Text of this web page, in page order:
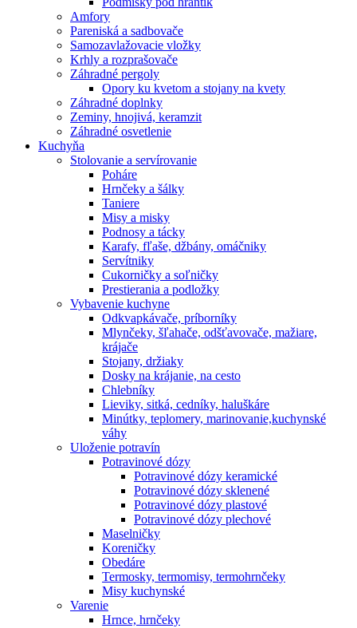
Amfory
Pareniská a sadbovače
Samozavlažovacie vložky
Krhly a rozprašovače
Záhradné pergoly
Opory ku kvetom a stojany na kvety
Záhradné doplnky
Zeminy, hnojivá, keramzit
Záhradné osvetlenie
Kuchyňa
Stolovanie a servírovanie
Poháre
Hrnčeky a šálky
Taniere
Misy a misky
Podnosy a tácky
Karafy, fľaše, džbány, omáčniky
Servítniky
Cukorničky a soľničky
Prestierania a podložky
Vybavenie kuchyne
Odkvapkávače, príborníky
Mlynčeky, šľahače, odšťavovače, mažiare,
krájače
Stojany, držiaky
Dosky na krájanie, na cesto
Chlebníky
Lieviky, sitká, cedníky, haluškáre
Minútky, teplomery, marinovanie,kuchynské
váhy
Uloženie potravín
Potravinové dózy
Potravinové dózy keramické
Potravinové dózy sklenené
Potravinové dózy plastové
Potravinové dózy plechové
Maselničky
Koreničky
Obedáre
Termosky, termomisy, termohrnčeky
Misy kuchynské
Varenie
Hrnce, hrnčeky